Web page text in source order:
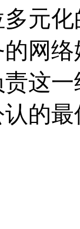
元
网
这
的